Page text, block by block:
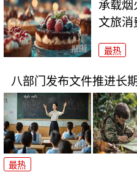
承载烟
文旅消
最热
八部门发布文件推进长
最热